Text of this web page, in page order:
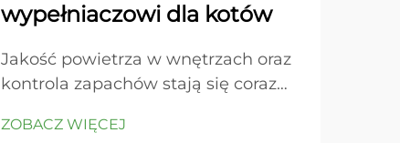
wypełniaczowi dla kotów
Jakość powietrza w wnętrzach oraz
kontrola zapachów stają się coraz
właścicieli zwierząt domowych,
ZOBACZ WIĘCEJ